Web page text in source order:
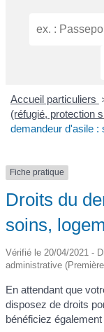
Accueil particuliers
(réfugié, protection
demandeur d'asile :
Fiche pratique
Droits du
soins,
Vérifié le 20/04/2021 -
administrative
En attendant que
disposez de droits
bénéficiez